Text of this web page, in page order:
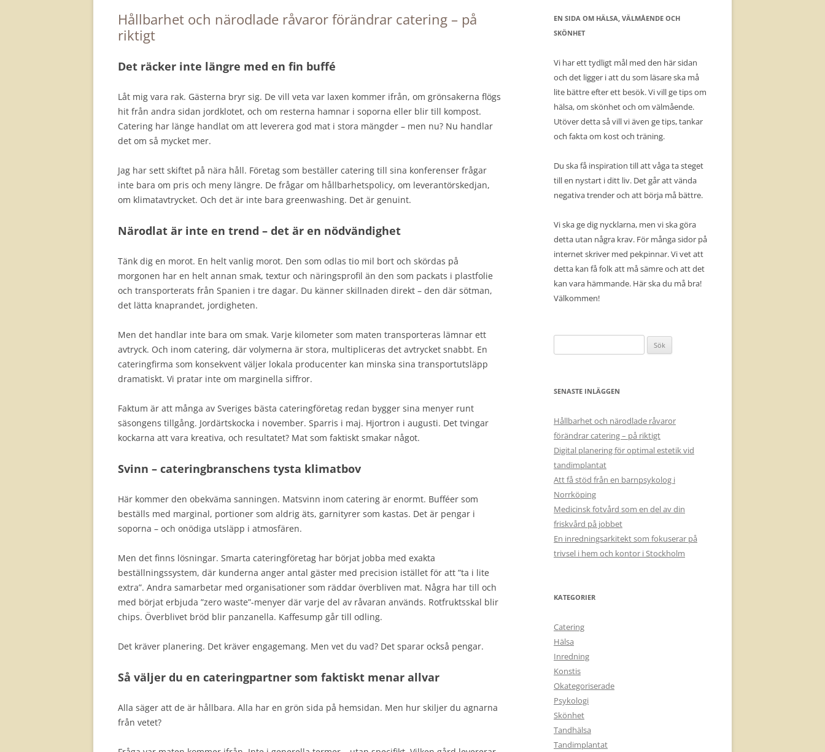
Hållbarhet och närodlade råvaror förändrar catering – på
riktigt
Det räcker inte längre med en fin buffé
Låt mig vara rak. Gästerna bryr sig. De vill veta var laxen kommer ifrån, om grönsakerna flögs
hit från andra sidan jordklotet, och om resterna hamnar i soporna eller blir till kompost.
Catering har länge handlat om att leverera god mat i stora mängder – men nu? Nu handlar
det om så mycket mer.
Jag har sett skiftet på nära håll. Företag som beställer catering till sina konferenser frågar
inte bara om pris och meny längre. De frågar om hållbarhetspolicy, om leverantörskedjan,
om klimatavtrycket. Och det är inte bara greenwashing. Det är genuint.
Närodlat är inte en trend – det är en nödvändighet
Tänk dig en morot. En helt vanlig morot. Den som odlas tio mil bort och skördas på
morgonen har en helt annan smak, textur och näringsprofil än den som packats i plastfolie
och transporterats från Spanien i tre dagar. Du känner skillnaden direkt – den där sötman,
det lätta knaprandet, jordigheten.
Men det handlar inte bara om smak. Varje kilometer som maten transporteras lämnar ett
avtryck. Och inom catering, där volymerna är stora, multipliceras det avtrycket snabbt. En
cateringfirma som konsekvent väljer lokala producenter kan minska sina transportutsläpp
dramatiskt. Vi pratar inte om marginella siffror.
Faktum är att många av Sveriges bästa cateringföretag redan bygger sina menyer runt
säsongens tillgång. Jordärtskocka i november. Sparris i maj. Hjortron i augusti. Det tvingar
kockarna att vara kreativa, och resultatet? Mat som faktiskt smakar något.
Svinn – cateringbranschens tysta klimatbov
Här kommer den obekväma sanningen. Matsvinn inom catering är enormt. Bufféer som
beställs med marginal, portioner som aldrig äts, garnityrer som kastas. Det är pengar i
soporna – och onödiga utsläpp i atmosfären.
Men det finns lösningar. Smarta cateringföretag har börjat jobba med exakta
beställningssystem, där kunderna anger antal gäster med precision istället för att ”ta i lite
extra”. Andra samarbetar med organisationer som räddar överbliven mat. Några har till och
med börjat erbjuda ”zero waste”-menyer där varje del av råvaran används. Rotfruktsskal blir
chips. Överblivet bröd blir panzanella. Kaffesump går till odling.
Det kräver planering. Det kräver engagemang. Men vet du vad? Det sparar också pengar.
Så väljer du en cateringpartner som faktiskt menar allvar
Alla säger att de är hållbara. Alla har en grön sida på hemsidan. Men hur skiljer du agnarna
från vetet?
EN SIDA OM HÄLSA, VÄLMÅENDE OCH
SKÖNHET
Vi har ett tydligt mål med den här sidan
och det ligger i att du som läsare ska må
lite bättre efter ett besök. Vi vill ge tips om
hälsa, om skönhet och om välmående.
Utöver detta så vill vi även ge tips, tankar
och fakta om kost och träning.
Du ska få inspiration till att våga ta steget
till en nystart i ditt liv. Det går att vända
negativa trender och att börja må bättre.
Vi ska ge dig nycklarna, men vi ska göra
detta utan några krav. För många sidor på
internet skriver med pekpinnar. Vi vet att
detta kan få folk att må sämre och att det
kan vara hämmande. Här ska du må bra!
Välkommen!
efter:
SENASTE INLÄGGEN
Hållbarhet och närodlade råvaror
förändrar catering – på riktigt
Digital planering för optimal estetik vid
tandimplantat
Att få stöd från en barnpsykolog i
Norrköping
Medicinsk fotvård som en del av din
friskvård på jobbet
En inredningsarkitekt som fokuserar på
trivsel i hem och kontor i Stockholm
KATEGORIER
Catering
Hälsa
Inredning
Konstis
Okategoriserade
Psykologi
Skönhet
Tandhälsa
Tandimplantat